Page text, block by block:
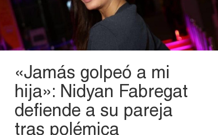
«Jamás golpeó a mi
hija»: Nidyan Fabregat
defiende a su pareja
tras polémica